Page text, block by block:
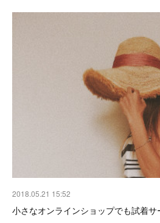
2018.05.21 15:52
小さなオンラインショップでも試着